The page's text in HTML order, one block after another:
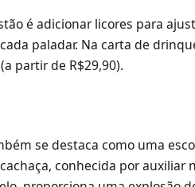
é adicionar licores para
paladar. Na carta de
partir de R$29,90).
se destaca como uma
conhecida por auxiliar